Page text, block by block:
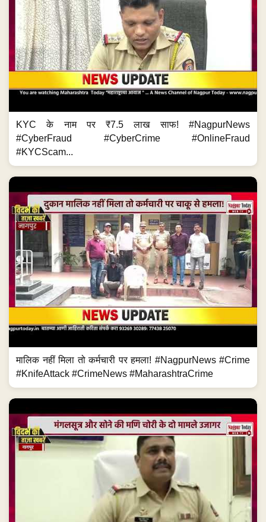
KYC के नाम पर ₹7.5 लाख साफ! #NagpurNews
#CyberFraud #CyberCrime #OnlineFraud
#KYCScam...
मालिक नहीं मिला तो कर्मचारी पर हमला! #NagpurNews #Crime
#KnifeAttack #CrimeNews #MaharashtraCrime